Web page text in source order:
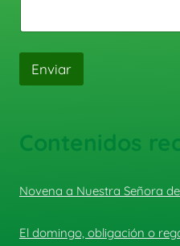
Enviar
Contenidos
Novena a Nuestra Señora
El domingo, obligación o